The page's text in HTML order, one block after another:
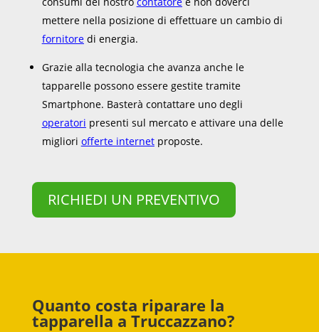
mettere nella posizione di effettuare un cambio di
fornitoredi energia.
Grazie alla tecnologia che avanza anche le
tapparelle possono essere gestite tramite
Smartphone. Basterà contattare uno degli
operatori presenti sul mercato e attivare una delle
migliori offerte internetproposte.
RICHIEDI UN PREVENTIVO
Quanto costa riparare la
tapparella a Truccazzano?